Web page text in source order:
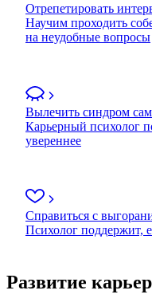
Отрепетировать
Научим проходить
на неудобные вопросы
Вылечить синдром
Карьерный психолог
увереннее
Справиться с
Психолог поддержит,
Развитие